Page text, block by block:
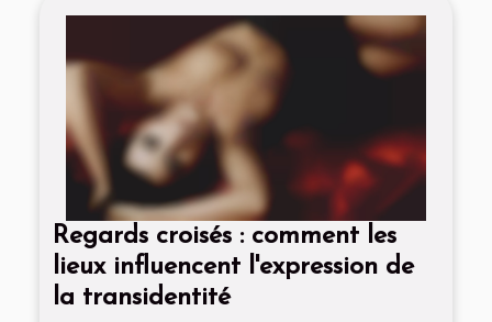
Regards croisés : comment les
lieux influencent l'expression de
la transidentité